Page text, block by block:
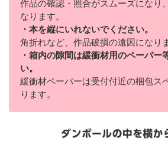
作品の確認・照合がスムーズになり
なります。
・本を縦にいれないでください。
角折れなど、作品破損の遠因になり
・箱内の隙間は緩衝材用のペーパー
い。
緩衝材ペーパーは受付付近の梱包ス
ります。